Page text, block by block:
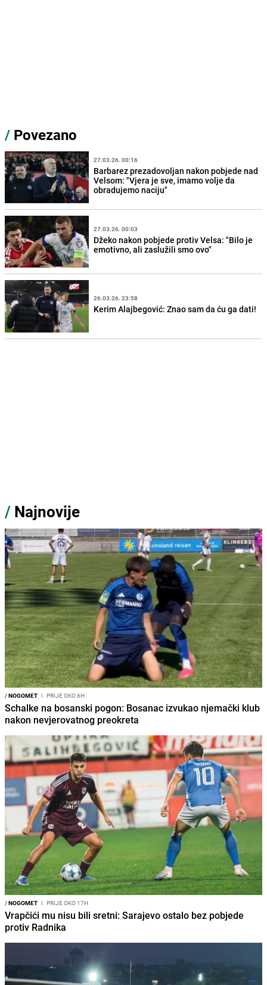
/ Povezano
27.03.26. 00:16
Barbarez prezadovoljan nakon pobjede nad
Velsom: "Vjera je sve, imamo volje da
obradujemo naciju"
27.03.26. 00:03
Džeko nakon pobjede protiv Velsa: "Bilo je
emotivno, ali zaslužili smo ovo"
26.03.26. 23:58
Kerim Alajbegović: Znao sam da ću ga dati!
/ Najnovije
/NOGOMET I PRIJE OKO 6H
Schalke na bosanski pogon: Bosanac izvukao njemački klub
nakon nevjerovatnog preokreta
/NOGOMET I PRIJE OKO 17H
Vrapčići mu nisu bili sretni: Sarajevo ostalo bez pobjede
protiv Radnika